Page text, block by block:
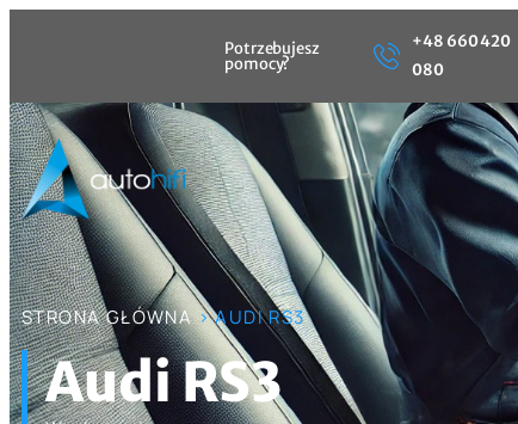
Potrzebujesz
pomocy?
+48 660 420
080
STRONA GŁÓWNA> AUDI RS3
Audi RS3